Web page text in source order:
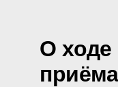
О ходе